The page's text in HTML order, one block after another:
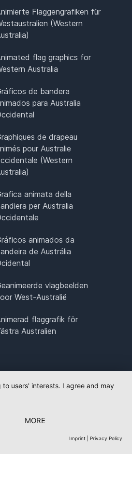
Flaggengrafiken für
(Western
flag graphics for
Australia
de bandera
para Australia
de drapeau
pour Australie
(Western
animata della
per Australia
animados da
de Austrália
vlagbeelden
West-Australië
flaggrafik för
Australien
users' interests. I agree and may
MORE
Imprint Privacy Policy